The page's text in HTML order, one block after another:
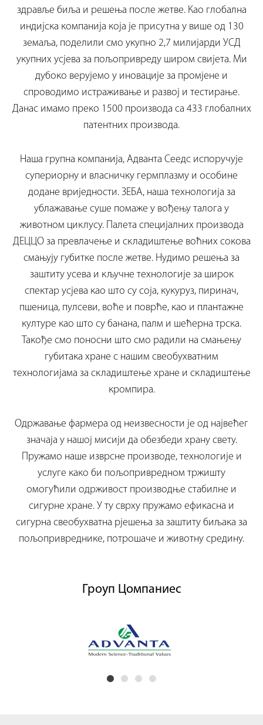
здравље биља и решења после жетве. Као глобална
индијска компанија која је присутна у више од 130
земаља, поделили смо укупно 2,7 милијарди УСД
укупних усјева за пољопривреду широм свијета. Ми
дубоко верујемо у иновације за промјене и
спроводимо истраживање и развој и тестирање.
Данас имамо преко 1500 производа са 433 глобалних
патентних производа.
Наша групна компанија, Адванта Сеедс испоручује
супериорну и власничку гермплазму и особине
додане вриједности. ЗЕБА, наша технологија за
ублажавање суше помаже у вођењу талога у
животном циклусу. Палета специјалних производа
ДЕЦЦО за превлачење и складиштење воћних сокова
смањују губитке после жетве. Нудимо решења за
заштиту усева и кључне технологије за широк
спектар усјева као што су соја, кукуруз, пиринач,
пшеница, пулсеви, воће и поврће, као и плантажне
културе као што су банана, палм и шећерна трска.
Такође смо поносни што смо радили на смањењу
губитака хране с нашим свеобухватним
технологијама за складиштење хране и складиштење
кромпира.
Одржавање фармера од неизвесности је од највећег
значаја у нашој мисији да обезбеди храну свету.
Пружамо наше изврсне производе, технологије и
услуге како би пољопривредном тржишту
омогућили одрживост производње стабилне и
сигурне хране. У ту сврху пружамо ефикасна и
сигурна свеобухватна рјешења за заштиту биљака за
пољопривреднике, потрошаче и животну средину.
Гроуп Цомпаниес